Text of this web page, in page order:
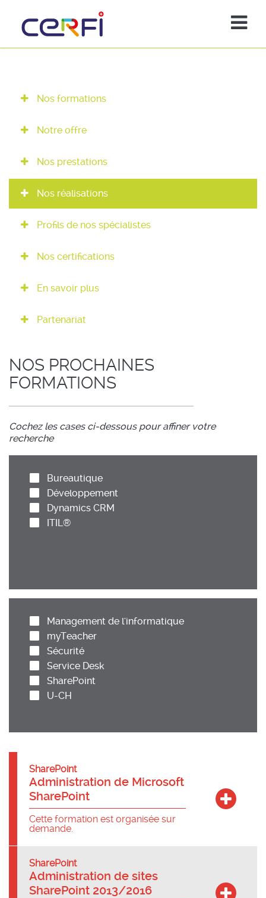
Nos formations
Notre offre
Nos prestations
Nos réalisations
Profils de nos spécialistes
Nos certifications
En savoir plus
Partenariat
NOS PROCHAINES
FORMATIONS
Cochez les cases ci-dessous pour affiner votre
recherche
Bureautique
Développement
Dynamics CRM
ITIL®
Management de l'informatique
myTeacher
Sécurité
Service Desk
SharePoint
U-CH
SharePoint
Administration de Microsoft
SharePoint
Cette formation est organisée sur
demande.
SharePoint
Administration de sites
SharePoint 2013/2016